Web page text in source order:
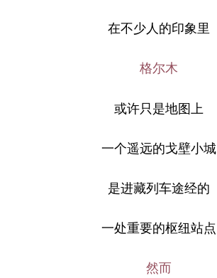
在不少人的印象里
格尔木
或许只是地图上
一个遥远的戈壁小城
是进藏列车途经的
一处重要的枢纽站点
然而